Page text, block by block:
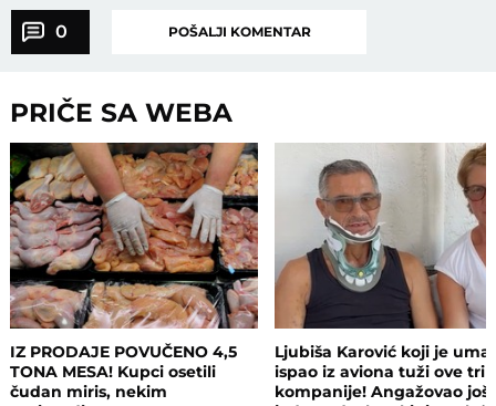
0 POŠALJI KOMENTAR
PRIČE SA WEBA
IZ PRODAJE POVUČENO 4,5
TONA MESA! Kupci osetili
čudan miris, nekim
Ljubiša Karović koji je
ispao iz aviona tuži ove tri
kompanije! Angažovao još